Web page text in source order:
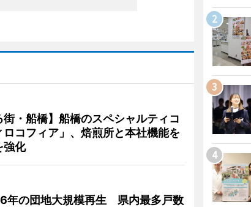
街・船橋】船橋のスペシャルティコ
コフィア」、焙煎所と本社機能を
化
年の団地大規模再生 県内最多戸数